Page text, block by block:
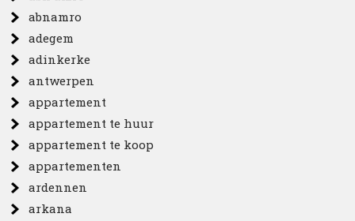
abnamro
adegem
adinkerke
antwerpen
appartement
appartement te huur
appartement te koop
appartementen
ardennen
arkana